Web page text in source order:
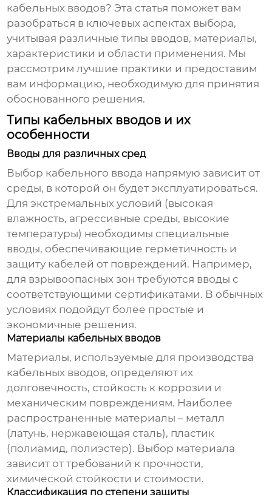
кабельных вводов? Эта статья поможет вам
разобраться в ключевых аспектах выбора,
учитывая различные типы вводов, материалы,
характеристики и области применения. Мы
рассмотрим лучшие практики и предоставим
вам информацию, необходимую для принятия
обоснованного решения.
Типы кабельных вводов и их
особенности
Вводы для различных сред
Выбор кабельного ввода напрямую зависит от
среды, в которой он будет эксплуатироваться.
Для экстремальных условий (высокая
влажность, агрессивные среды, высокие
температуры) необходимы специальные
вводы, обеспечивающие герметичность и
защиту кабелей от повреждений. Например,
для взрывоопасных зон требуются вводы с
соответствующими сертификатами. В обычных
условиях подойдут более простые и
экономичные решения.
Материалы кабельных вводов
Материалы, используемые для производства
кабельных вводов, определяют их
долговечность, стойкость к коррозии и
механическим повреждениям. Наиболее
распространенные материалы – металл
(латунь, нержавеющая сталь), пластик
(полиамид, полиэстер). Выбор материала
зависит от требований к прочности,
химической стойкости и стоимости.
Классификация по степени защиты